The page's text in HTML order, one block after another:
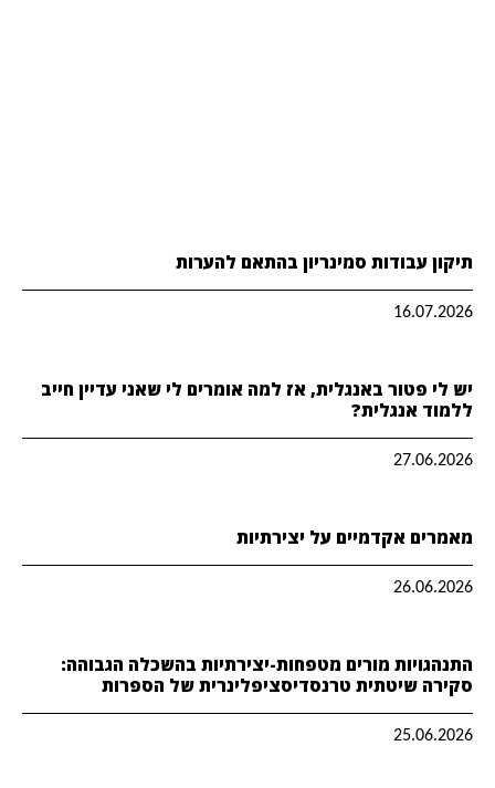
תיקון עבודות סמינריון בהתאם להערות
16.07.2026
יש לי פטור באנגלית, אז למה אומרים לי שאני עדיין חייב
ללמוד אנגלית?
27.06.2026
מאמרים אקדמיים על יצירתיות
26.06.2026
התנהגויות מורים מטפחות-יצירתיות בהשכלה הגבוהה:
סקירה שיטתית טרנסדיסציפלינרית של הספרות
25.06.2026